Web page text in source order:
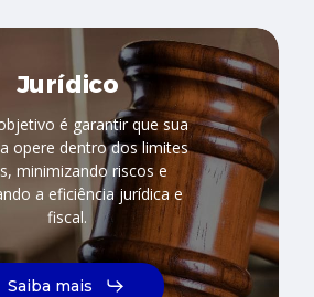
Jurídico
é garantir que sua
opere dentro dos limites
minimizando riscos e
a eficiência jurídica e
fiscal.
Saiba mais